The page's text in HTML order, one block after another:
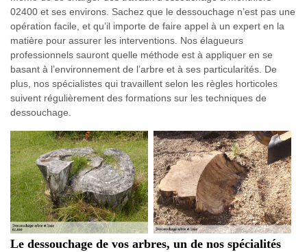
02400 et ses environs. Sachez que le dessouchage n’est pas une
opération facile, et qu’il importe de faire appel à un expert en la
matière pour assurer les interventions. Nos élagueurs
professionnels sauront quelle méthode est à appliquer en se
basant à l’environnement de l’arbre et à ses particularités. De
plus, nos spécialistes qui travaillent selon les règles horticoles
suivent régulièrement des formations sur les techniques de
dessouchage.
Le dessouchage de vos arbres, un de nos spécialités